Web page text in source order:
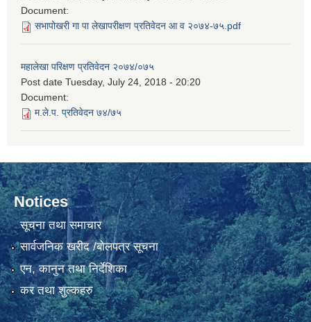
Document:
सभापोखरी गा पा लेखापरीक्षण प्रतिवेदन आ व २०७४-७५.pdf
महालेखा परिक्षण प्रतिवेदन २०७४/०७५
Post date Tuesday, July 24, 2018 - 20:20
Document:
म.ले.प. प्रतिवेदन ७४/७५
Notices
सूचना तथा समाचार
सार्वजनिक खरीद /बोलपत्र सूचना
एन, कानुन तथा निर्देशिका
कर तथा शुल्कहरु